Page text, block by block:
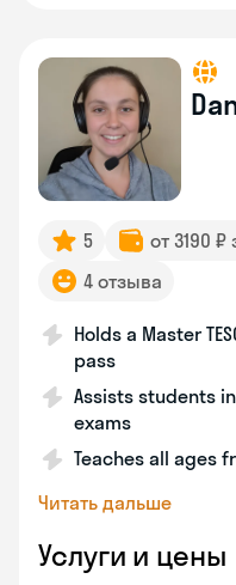
5 от 3190 ₽
4 отзыва
Holds a Master
pass
Assists students in
exams
Teaches all ages
Читать дальше
Услуги и цены